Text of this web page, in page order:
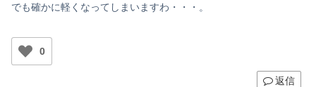
でも確かに軽くなってしまいますわ・・・。
0
返信